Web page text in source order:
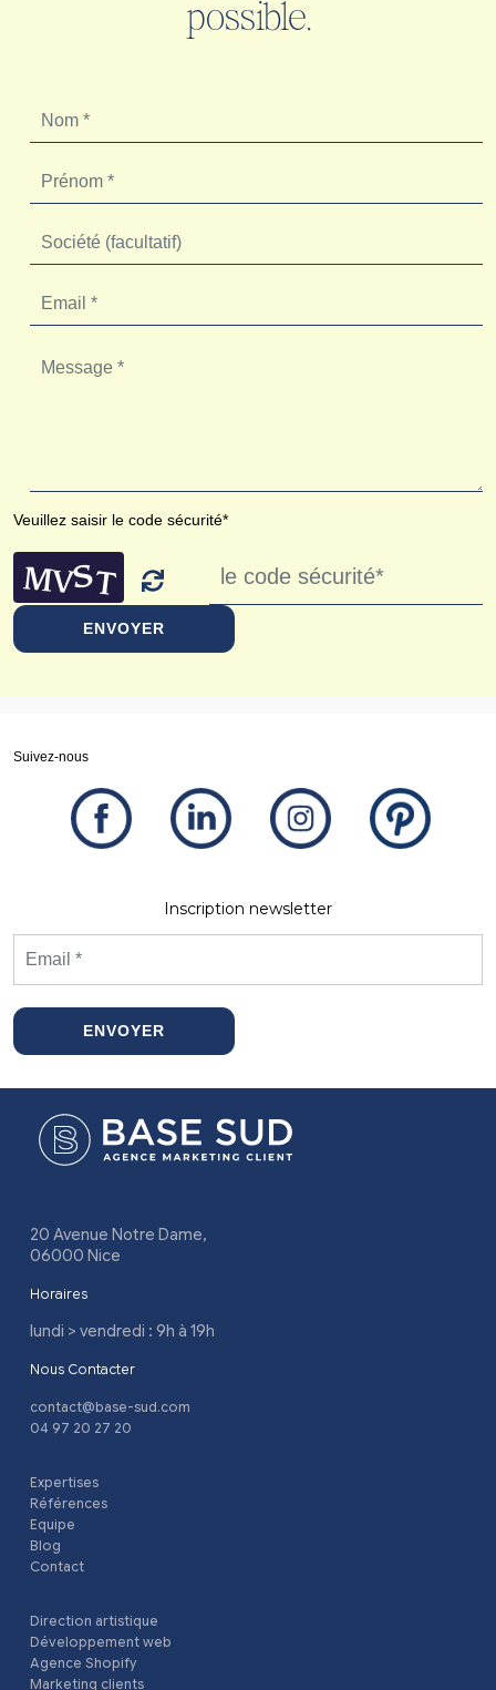
possible.
Veuillez saisir le code sécurité*
ENVOYER
Suivez-nous
Inscription newsletter
ENVOYER
20 Avenue Notre Dame,
06000 Nice
Horaires
lundi > vendredi : 9h à 19h
Nous Contacter
contact@base-sud.com
04 97 20 27 20
Expertises
Références
Equipe
Blog
Contact
Direction artistique
Développement web
Agence Shopify
Marketing clients